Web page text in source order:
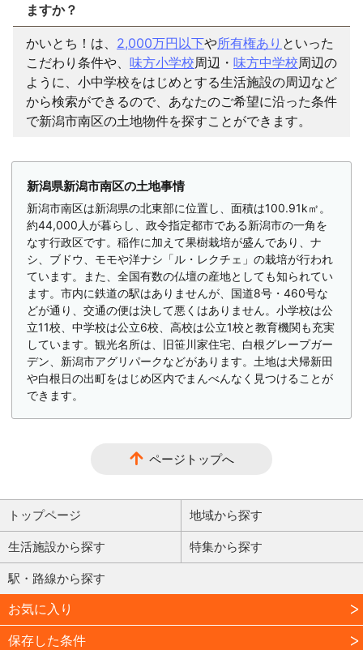
ますか？
かいとち！は、 2,000万円以下や所有権あり といった
こだわり条件や、 味方小学校周辺・ 味方中学校周辺の
ように、小中学校をはじめとする生活施設の周辺など
から検索ができるので、あなたのご希望に沿った条件
で新潟市南区の土地物件を探すことができます。
新潟県新潟市南区の土地事情
新潟市南区は新潟県の北東部に位置し、面積は100.91k㎡。
約44,000人が暮らし、政令指定都市である新潟市の一角を
なす行政区です。稲作に加えて果樹栽培が盛んであり、ナ
シ、ブドウ、モモや洋ナシ「ル・レクチェ」の栽培が行われ
ています。また、全国有数の仏壇の産地としても知られてい
ます。市内に鉄道の駅はありませんが、国道8号・460号な
どが通り、交通の便は決して悪くはありません。小学校は公
立11校、中学校は公立6校、高校は公立1校と教育機関も充実
しています。観光名所は、旧笹川家住宅、白根グレープガー
デン、新潟市アグリパークなどがあります。土地は犬帰新田
や白根日の出町をはじめ区内でまんべんなく見つけることが
できます。
ページトップへ
トップページ 地域から探す
生活施設から探す 特集から探す
駅・路線から探す
お気に入り
保存した条件